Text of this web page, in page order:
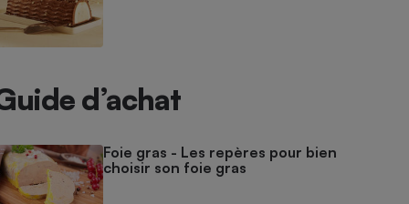
d’achat
Foie gras - Les repères pour bien
choisir son foie gras